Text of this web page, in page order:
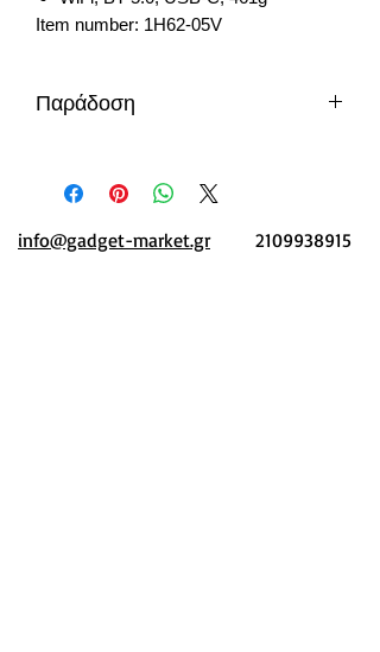
Item number: 1H62-05V
Παράδοση
info@gadget-market.gr 2109938915